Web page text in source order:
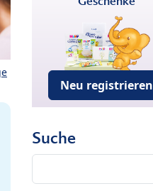
Neu registrieren
Suche